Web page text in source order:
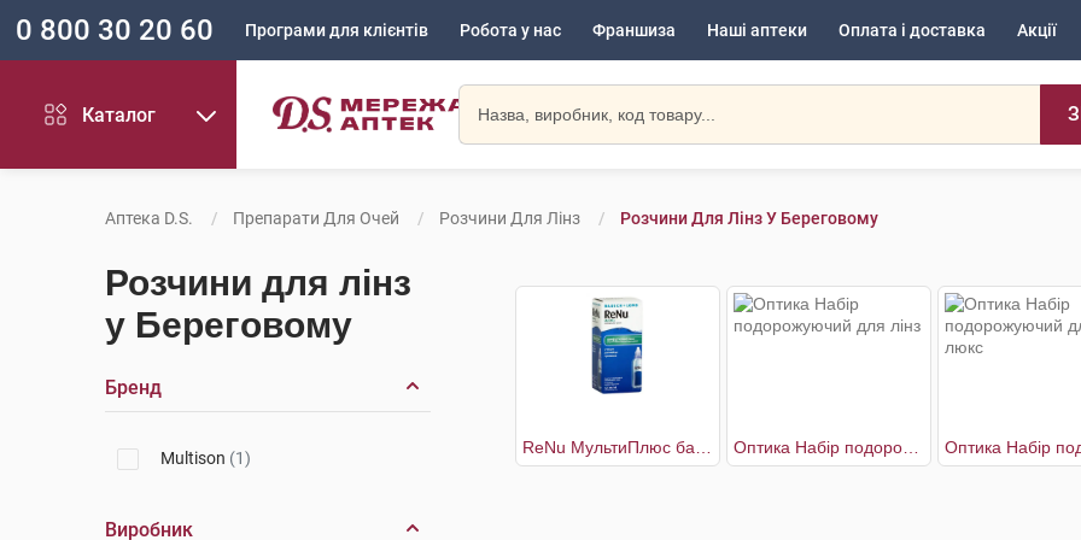
0 800 30 20 60 Програми для клієнтів Робота у нас Франшиза Наші аптеки Оплата і доставка Акції
Каталог
Аптека D.S. Препарати Для Очей Розчини Для Лінз Розчини Для Лінз У Береговому
Розчини для лінз
у Береговому
Бренд
Multison (1)
Виробник